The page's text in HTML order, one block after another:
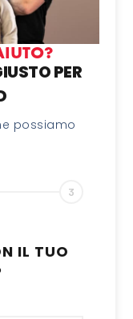
PER
possiamo
3
IL TUO